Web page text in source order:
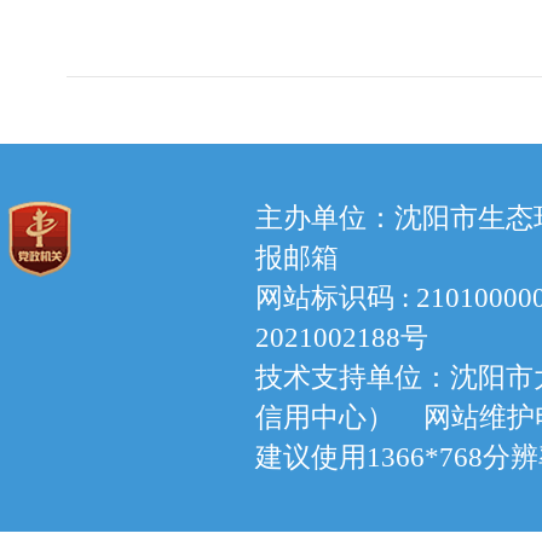
主办单位：沈阳市生
报邮箱
网站标识码 :
2021002188号
技术支持单位：沈阳
信用中心） 网站维护
建议使用1366*768分